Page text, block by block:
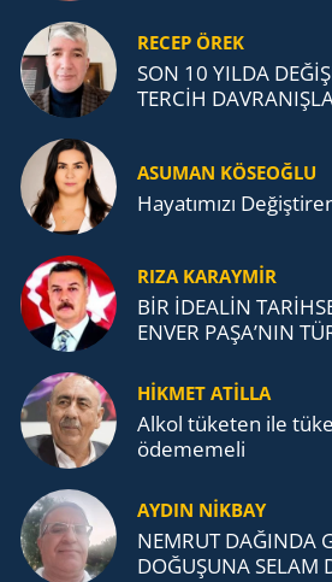
RECEP ÖREK
SON 10 YILDA
TERCİH
ASUMAN KÖSEOĞLU
Ha­ya­tı­mı­zı
RIZA KARAYMIR
BİR İDEALİN
ENVER PAŞA’NIN
TEŞKİLATI’NA
HİKMET ATİLLA
Alkol tü­ke­ten ile
öde­me­me­li
AYDIN NİKBAY
NEMRUT DAĞINDA
DOĞUŞUNA SELAM